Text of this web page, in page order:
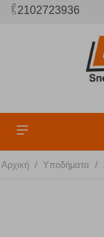
2102723936
Αρχική / Υποδήματα /